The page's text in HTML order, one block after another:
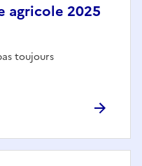
agricole 2025
toujours